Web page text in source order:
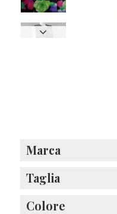
Marca
Taglia
Colore